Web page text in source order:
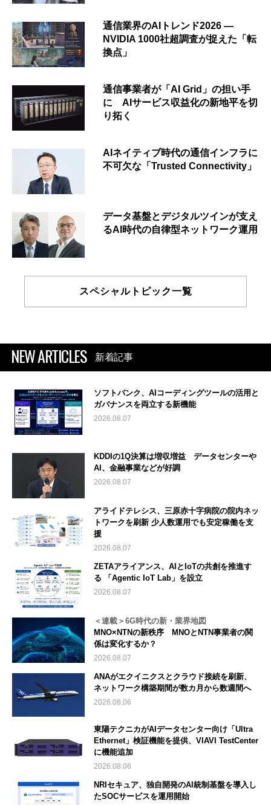
通信業界のAIトレンド2026 ―
NVIDIA 1000社超調査が捉えた「転
換点」
通信事業者が「AI Grid」の担い手
に AIサービス収益化の新地平を切
り拓く
AIネイティブ時代の通信インフラに
不可欠な「Trusted Connectivity」
データ基盤とデジタルツインが支え
るAI時代の自律型ネットワーク運用
スペシャルトピック一覧
NEW ARTICLES 新着記事
ソフトバンク、AIコーディングツールの活用と
ガバナンスを両立する新機能
2026.08.07
KDDIの1Q決算は増収増益 データセンターや
AI、金融事業などが好調
2026.08.07
アライドテレシス、三原赤十字病院の院内ネッ
トワークを刷新 少人数運用でも安定稼働を支
援
2026.08.07
ZETAアライアンス、AIとIoTの共創を推進す
る 「Agentic IoT Lab」を設立
2026.08.07
＜連載＞6G時代の新・業界地図
MNO×NTNの新秩序 MNOとNTN事業者の関
係は変化するか？
2026.08.07
ANAがエクイニクスとクラウド接続を刷新、
ネットワーク構築期間が数カ月から数週間へ
2026.08.06
東陽テクニカがAIデータセンター向け「Ultra
Ethernet」検証機能を提供、VIAVI TestCenter
に機能追加
2026.08.06
NRIセキュア、独自開発のAI統制基盤を導入し
たSOCサービスを運用開始